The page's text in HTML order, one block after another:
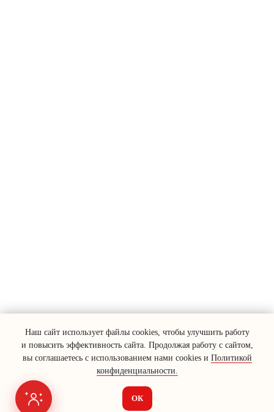
Наш сайт использует файлы cookies, чтобы улучшить работу
и повысить эффективность сайта. Продолжая работу с сайтом,
вы соглашаетесь с использованием нами cookies и Политикой
конфиденциальности.
ОК